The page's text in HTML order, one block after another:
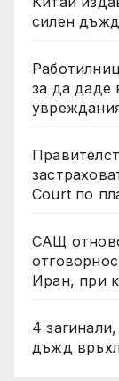
силен
за да даде
Court по
САЩ
Иран, при
4
дъжд